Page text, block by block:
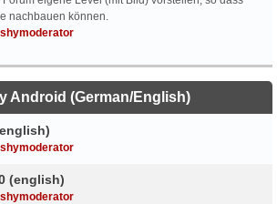
nachbauen können.
Android (German/English)
(english)